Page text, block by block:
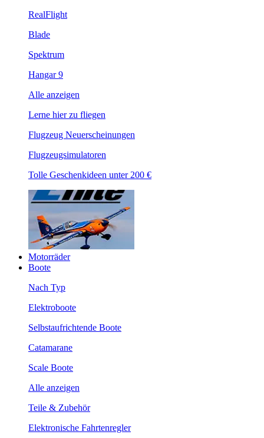
RealFlight
Blade
Spektrum
Hangar 9
Alle anzeigen
Lerne hier zu fliegen
Flugzeug Neuerscheinungen
Flugzeugsimulatoren
Tolle Geschenkideen unter 200 €
Motorräder
Boote
Nach Typ
Elektroboote
Selbstaufrichtende Boote
Catamarane
Scale Boote
Alle anzeigen
Teile & Zubehör
Elektronische Fahrtenregler